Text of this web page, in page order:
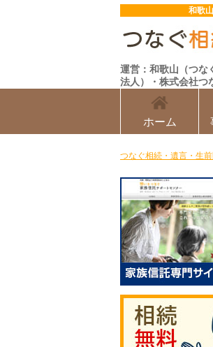
和歌
運営：和歌山（つな
法人）・株式会社つ
ホーム
つなぐ相続・遺言・生